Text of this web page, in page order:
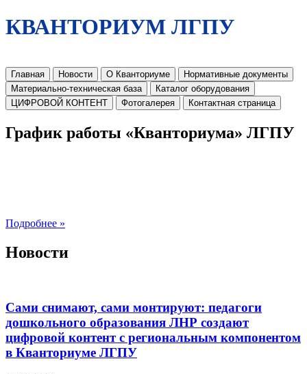
КВАНТОРИУМ ЛГПУ
Главная Новости О Кванториуме
Нормативные документы
Материально-техническая база
Каталог оборудования
ЦИФРОВОЙ КОНТЕНТ
Фотогалерея Контактная страница
График работы «Кванториума» ЛГПУ
Подробнее »
Новости
Сами снимают, сами монтируют: педагоги
дошкольного образования ЛНР создают
цифровой контент с региональным компонентом
в Кванториуме ЛГПУ​